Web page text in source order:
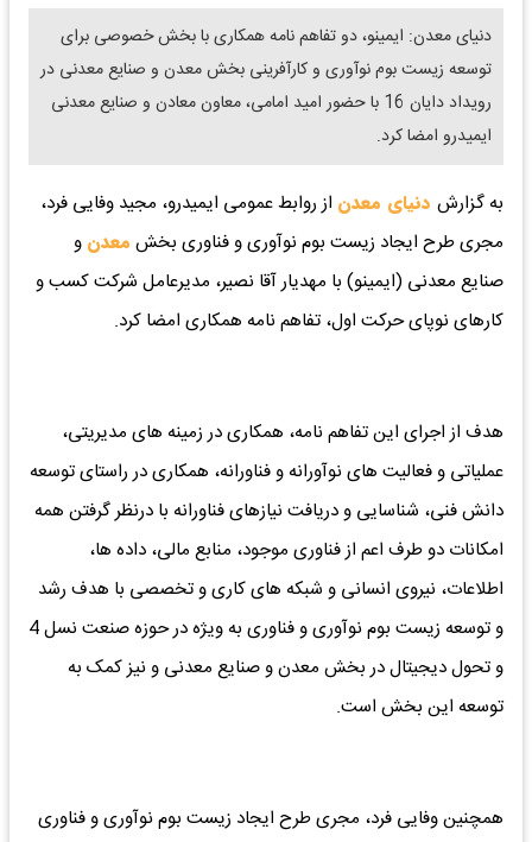
دنیای معدن: ایمینو، دو تفاهم نامه همکاری با بخش خصوصی برای
توسعه زیست بوم نوآوری و کارآفرینی بخش معدن و صنایع معدنی در
رویداد دایان 16 با حضور امید امامی، معاون معادن و صنایع معدنی
ایمیدرو امضا کرد.
به گزارش دنیای معدن از روابط عمومی ایمیدرو، مجید وفایی فرد،
مجری طرح ایجاد زیست بوم نوآوری و فناوری بخش معدن و
صنایع معدنی (ایمینو) با مهدیار آقا نصیر، مدیرعامل شرکت کسب و
کارهای نوپای حرکت اول، تفاهم نامه همکاری امضا کرد.
هدف از اجرای این تفاهم نامه، همکاری در زمینه های مدیریتی،
عملیاتی و فعالیت های نوآورانه و فناورانه، همکاری در راستای توسعه
دانش فنی، شناسایی و دریافت نیازهای فناورانه با درنظر گرفتن همه
امکانات دو طرف اعم از فناوری موجود، منابع مالی، داده ها،
اطلاعات، نیروی انسانی و شبکه های کاری و تخصصی با هدف رشد
و توسعه زیست بوم نوآوری و فناوری به ویژه در حوزه صنعت نسل 4
و تحول دیجیتال در بخش معدن و صنایع معدنی و نیز کمک به
توسعه این بخش است.
همچنین وفایی فرد، مجری طرح ایجاد زیست بوم نوآوری و فناوری